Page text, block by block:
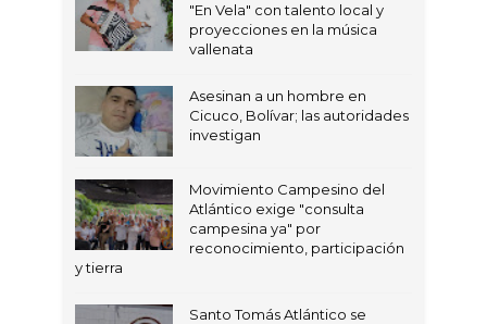
"En Vela" con talento local y
proyecciones en la música
vallenata
Asesinan a un hombre en
Cicuco, Bolívar; las autoridades
investigan
Movimiento Campesino del
Atlántico exige "consulta
campesina ya" por
reconocimiento, participación
y tierra
Santo Tomás Atlántico se